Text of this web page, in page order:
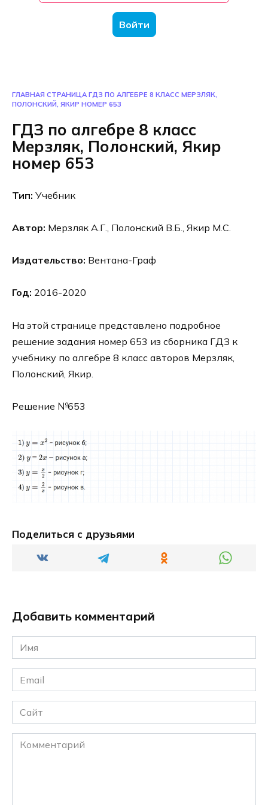
Войти
ГЛАВНАЯ СТРАНИЦА ГДЗ ПО АЛГЕБРЕ 8 КЛАСС МЕРЗЛЯК,
ПОЛОНСКИЙ, ЯКИР НОМЕР 653
ГДЗ по алгебре 8 класс
Мерзляк, Полонский, Якир
номер 653
Тип: Учебник
Автор: Мерзляк А.Г., Полонский В.Б., Якир М.С.
Издательство: Вентана-Граф
Год: 2016-2020
На этой странице представлено подробное
решение задания номер 653 из сборника ГДЗ к
учебнику по алгебре 8 класс авторов Мерзляк,
Полонский, Якир.
Решение №653
Поделиться с друзьями
Добавить комментарий
Имя
*
Email
*
Сайт
Комментарий